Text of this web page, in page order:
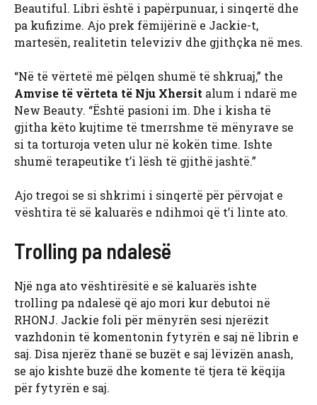
Beautiful. Libri është i papërpunuar, i sinqertë dhe
pa kufizime. Ajo prek fëmijërinë e Jackie-t,
martesën, realitetin televiziv dhe gjithçka në mes.
“Në të vërtetë më pëlqen shumë të shkruaj,” the
Amvise të vërteta të Nju Xhersit alum i ndarë me
New Beauty. “Është pasioni im. Dhe i kisha të
gjitha këto kujtime të tmerrshme të mënyrave se
si ta torturoja veten ulur në kokën time. Ishte
shumë terapeutike t’i lësh të gjithë jashtë.”
Ajo tregoi se si shkrimi i sinqertë për përvojat e
vështira të së kaluarës e ndihmoi që t’i linte ato.
Trolling pa ndalesë
Një nga ato vështirësitë e së kaluarës ishte
trolling pa ndalesë që ajo mori kur debutoi në
RHONJ. Jackie foli për mënyrën sesi njerëzit
vazhdonin të komentonin fytyrën e saj në librin e
saj. Disa njerëz thanë se buzët e saj lëvizën anash,
se ajo kishte buzë dhe komente të tjera të këqija
për fytyrën e saj.